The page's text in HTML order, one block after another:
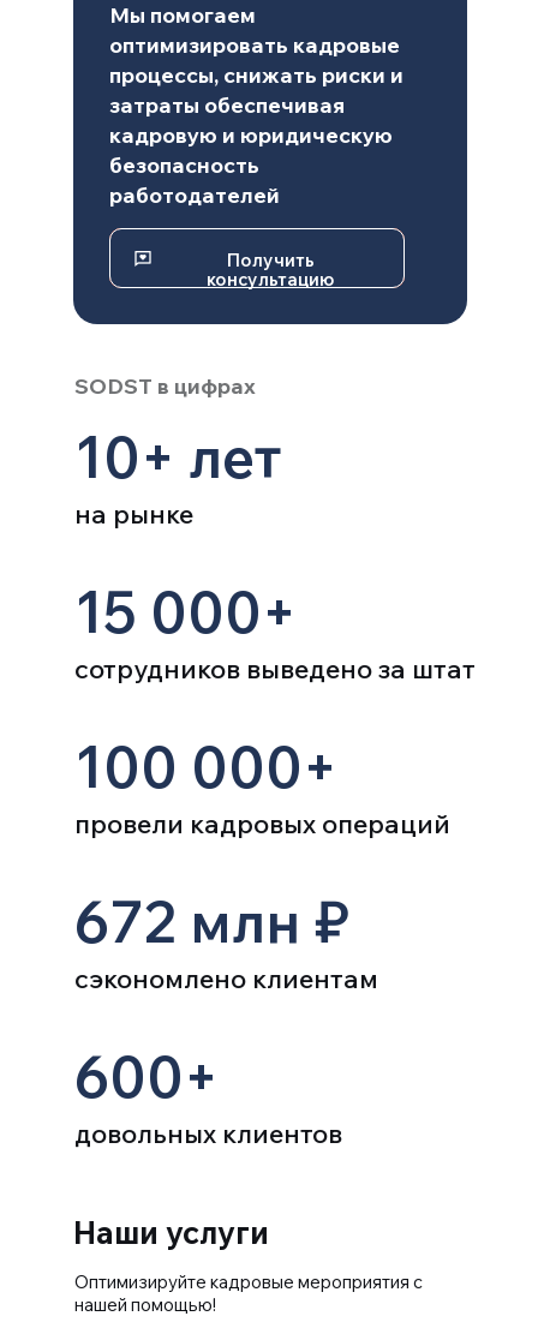
Получить
консультацию
Мы помогаем
оптимизировать кадровые
процессы, снижать риски и
затраты обеспечивая
кадровую и юридическую
безопасность
работодателей
Получить
консультацию
SODST в цифрах
10+ лет
на рынке
15 000+
сотрудников выведено за штат
600+
довольных клиентов
672 млн ₽
сэкономлено клиентам
100 000+
провели кадровых операций
Наши услуги
Оптимизируйте кадровые мероприятия с
нашей помощью!